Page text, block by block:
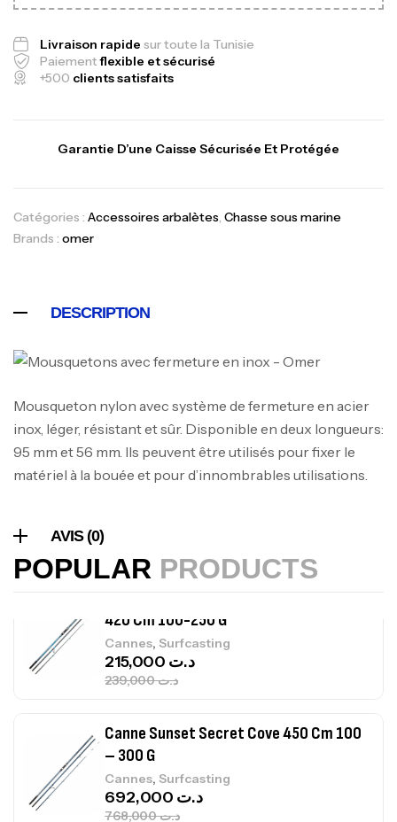
Livraison rapide sur toute la Tunisie
Paiementflexible et sécurisé
+500 clients satisfaits
Garantie D’une Caisse Sécurisée Et Protégée
Catégories : Accessoires arbalètes, Chasse sous marine
Brands : omer
DESCRIPTION
Mousqueton nylon avec système de fermeture en acier
inox, léger, résistant et sûr. Disponible en deux longueurs:
95 mm et 56 mm. Ils peuvent être utilisés pour fixer le
matériel à la bouée et pour d’innombrables utilisations.
AVIS (0)
POPULAR PRODUCTS
Canne Jigging Sunset Massive Attack
د.ت379,000
Foureau Kalli Kunnan Funda 1.70m
Bagagerie, Surfcasting
د.ت420,000
د.ت378,000
Accastillage bateau
د.ت367,000
420 Cm 100-250 G
Cannes, Surfcasting
د.ت239,000
د.ت
Canne Sunset Secret Cove 450 Cm 100
– 300 G
Cannes, Surfcasting
د.ت768,000
د.ت